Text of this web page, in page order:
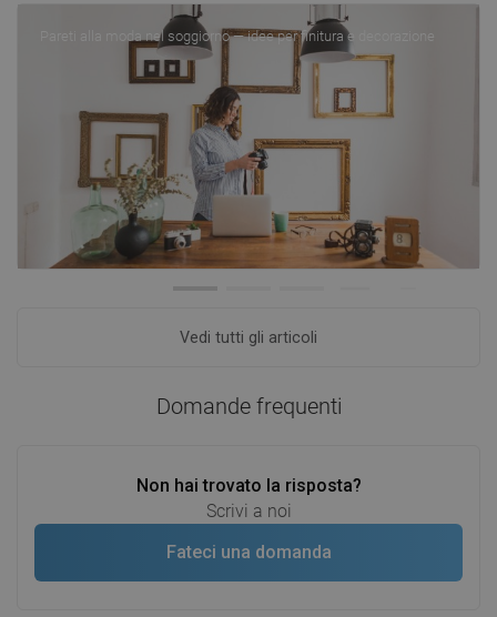
Pareti alla moda nel soggiorno — idee per finitura e decorazione
Vedi tutti gli articoli
Domande frequenti
Non hai trovato la risposta?
Scrivi a noi
Fateci una domanda